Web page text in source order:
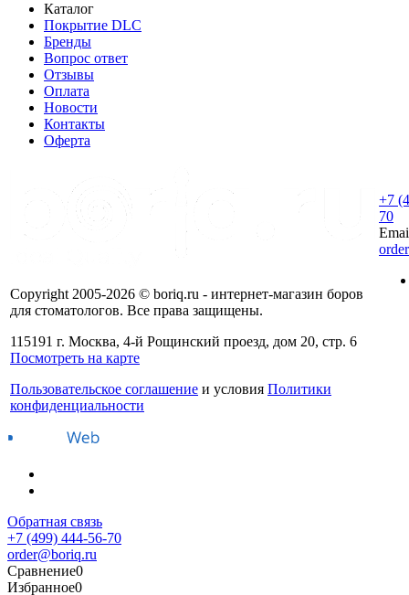
Каталог
Покрытие DLC
Бренды
Вопрос ответ
Отзывы
Оплата
Новости
Контакты
Оферта
Copyright 2005-2026 © boriq.ru - интернет-магазин боров
для стоматологов. Все права защищены.
115191 г. Москва, 4-й Рощинский проезд, дом 20, стр. 6
Посмотреть на карте
Пользовательское соглашение и условия Политики
конфиденциальности
+7
70
Обратная связь
+7 (499) 444-56-70
order@boriq.ru
Сравнение0
Избранное0